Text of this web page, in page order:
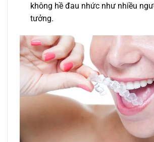
không hề đau nhức như nhiều
tưởng.